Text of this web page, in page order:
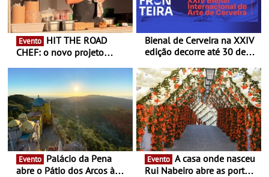
Evento
CHEF: o novo projeto
Queiroz Ribeiro - Um novo
conceito gastronómico
itinerante que percorre
Portugal
Bienal de Cerveira na XXIV
edição decorre até 30 de
enquanto “Territórios sem
Fronteira”
Evento
abre o Pátio dos Arcos à
Evento
Rui Nabeiro abre as portas